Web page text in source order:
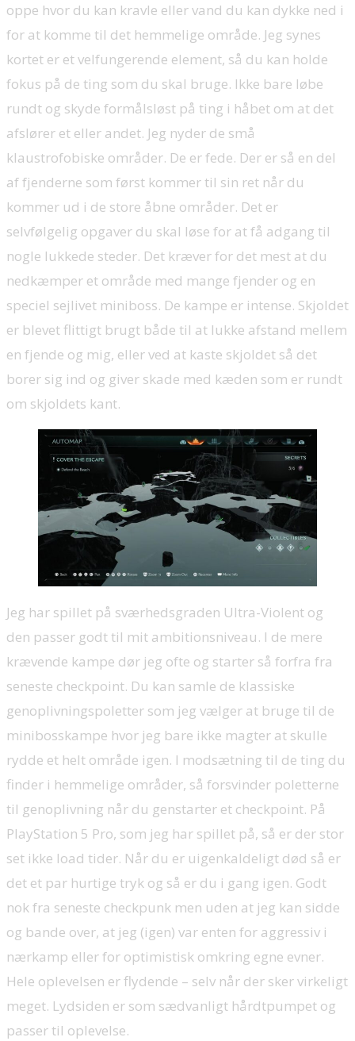
oppe hvor du kan kravle eller vand du kan dykke ned i
for at komme til det hemmelige område. Jeg synes
kortet er et velfungerende element, så du kan holde
fokus på de ting som du skal bruge. Ikke bare løbe
rundt og skyde formålsløst på ting i håbet om at det
afslører et eller andet. Jeg nyder de små
klaustrofobiske områder. De er fede. Der er så en del
af fjenderne som først kommer til sin ret når du
kommer ud i de store åbne områder. Det er
selvfølgelig opgaver du skal løse for at få adgang til
nogle lukkede steder. Det kræver for det mest at du
nedkæmper et område med mange fjender og en
speciel sejlivet miniboss. De kampe er intense. Skjoldet
er blevet flittigt brugt både til at lukke afstand mellem
en fjende og mig, eller ved at kaste skjoldet så det
borer sig ind og giver skade med kæden som er rundt
om skjoldets kant.
Jeg har spillet på sværhedsgraden Ultra-Violent og
den passer godt til mit ambitionsniveau. I de mere
krævende kampe dør jeg ofte og starter så forfra fra
seneste checkpoint. Du kan samle de klassiske
genoplivningspoletter som jeg vælger at bruge til de
minibosskampe hvor jeg bare ikke magter at skulle
rydde et helt område igen. I modsætning til de ting du
finder i hemmelige områder, så forsvinder poletterne
til genoplivning når du genstarter et checkpoint. På
PlayStation 5 Pro, som jeg har spillet på, så er der stor
set ikke load tider. Når du er uigenkaldeligt død så er
det et par hurtige tryk og så er du i gang igen. Godt
nok fra seneste checkpunk men uden at jeg kan sidde
og bande over, at jeg (igen) var enten for aggressiv i
nærkamp eller for optimistisk omkring egne evner.
Hele oplevelsen er flydende – selv når der sker virkeligt
meget. Lydsiden er som sædvanligt hårdtpumpet og
passer til oplevelse.